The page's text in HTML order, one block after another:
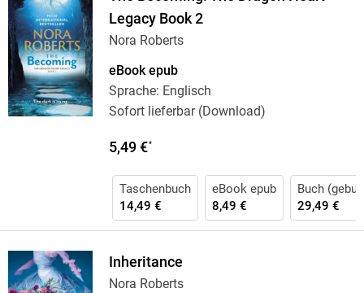
Legacy Book 2
Nora Roberts
eBook epub
Sprache: Englisch
Sofort lieferbar (Download)
5,49 €*
Taschenbuch
14,49 €
eBook epub
8,49 €
Buch
29,49 €
Inheritance
Nora Roberts